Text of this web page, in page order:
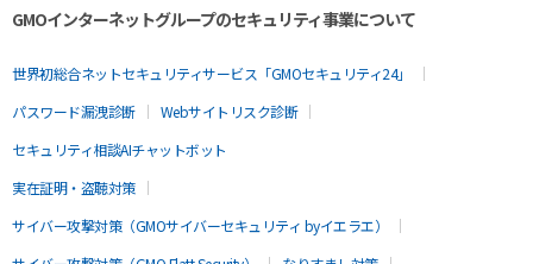
GMOインターネットグループのセキュリティ事業について
世界初総合ネットセキュリティサービス「GMOセキュリティ24」
パスワード漏洩診断
Webサイトリスク診断
セキュリティ相談AIチャットボット
実在証明・盗聴対策
サイバー攻撃対策（GMOサイバーセキュリティ byイエラエ）